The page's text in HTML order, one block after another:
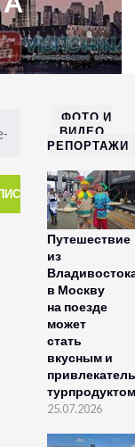
ФОТО И
ВИДЕО
РЕПОРТАЖИ
Путешествие
из
в Москву
на поезде
может
стать
вкусным и
турпродуктом
25.07.2026